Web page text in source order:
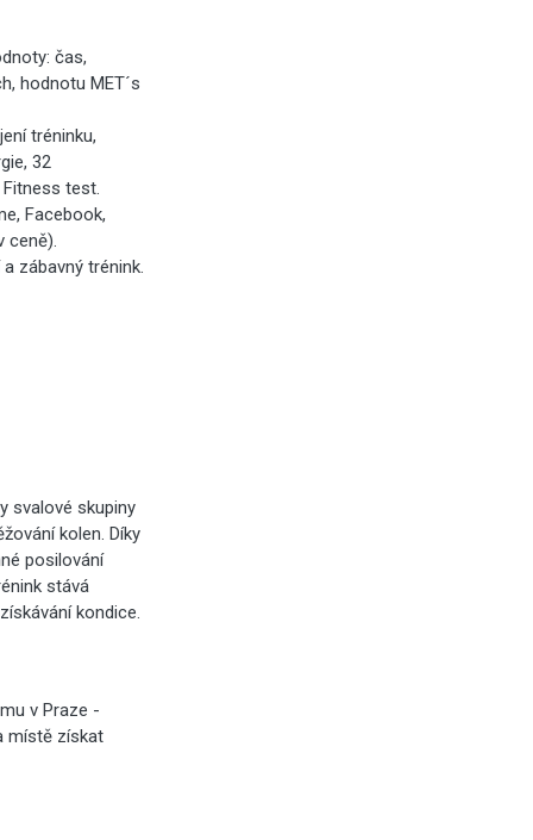
čas,
hodnotu MET´s
tréninku,
32
test.
Facebook,
ceně).
zábavný trénink.
svalové skupiny
kolen. Díky
posilování
stává
kondice.
v Praze -
místě získat